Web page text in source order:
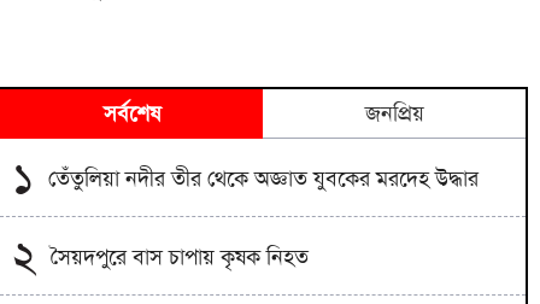
সর্বশেষ জনপ্রিয়
১ তেঁতুলিয়া নদীর তীর থেকে অজ্ঞাত যুবকের মরদেহ উদ্ধার
২ সৈয়দপুরে বাস চাপায় কৃষক নিহত